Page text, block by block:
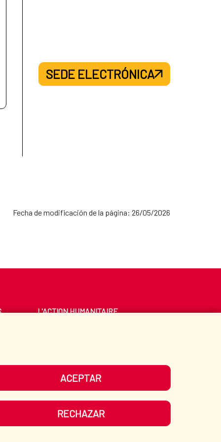
SEDE ELECTRÓNICA
Fecha de modificación de la página: 26/05/2026
ACEPTAR
RECHAZAR
L'ACTION HUMANITAIRE
RÉSEAUX SOCIAUX